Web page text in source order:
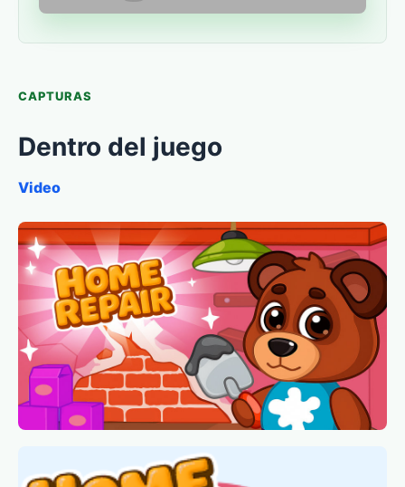
CAPTURAS
Dentro del juego
Video